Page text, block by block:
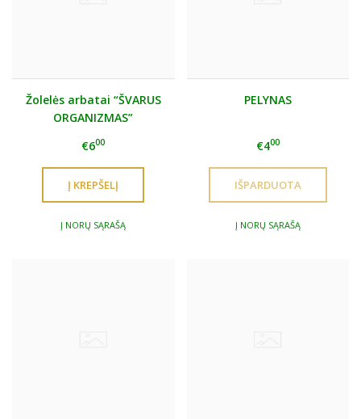
Žolelės arbatai “ŠVARUS
ORGANIZMAS”
€600
Į NORŲ SĄRAŠĄ
PELYNAS
€400
Į NORŲ SĄRAŠĄ